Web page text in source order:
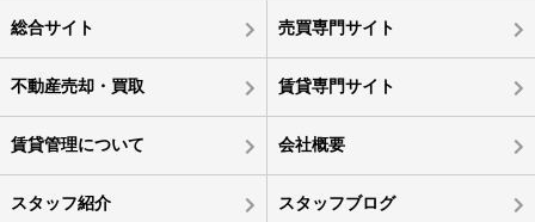
総合サイト 売買専門サイト
不動産売却・買取 賃貸専門サイト
賃貸管理について 会社概要
スタッフ紹介 スタッフブログ